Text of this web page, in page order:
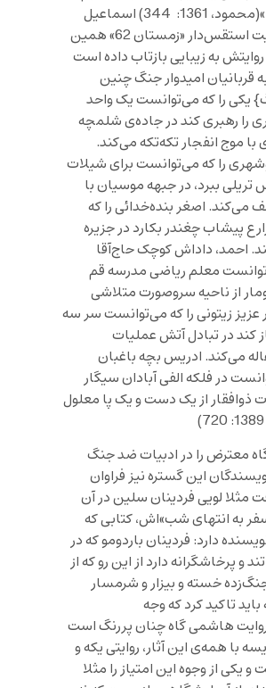
نشانه رفته است.»(محمود، 1361: 344) اسماعیل
فصیح هم در روایت استقس‌دار «زمستان 62» همین
به زیبایی بازتاب داده است
قربانیان امیدوار جنگ چنین
یکی را که می‌توانست یک واحد
را رهبری کند در جاده‌ی شلمچه
موج انفجار تکه‌تکه می‌کند.
را که می‌توانست برای شیلات
تریلی ببرد، در جبهه موسیان با
اصغر بنده‌خدائی را که
پیشاب چغندر بکارد در جزیره
احمد، داداش کوچک حاج‌آقا
معلم ریاضی مدرسه قم
از ناحیه سروصورت متلاشی
عزیز زیتونی را که می‌توانست سر سه
کند در تبادل آتش عملیات
می‌کند. ادریس بچه باغبان
در فلکه الفی آبادان سیگار
ذوافقار از یک دست و یک پا معلول
معترض را در ادبیات ضد جنگ
این گستره نیز فراوان
مثلا لویی فردینان سلین در آن
به انتهای شب»‌اش، کتابی که
دارد: فردینان باردومو که در
و پرخاشگرانه دارد از این رو که از
خسته و بیزار و شرمسار
تاکید کرد که وجه
هاشمی گاه چنان پررنگ است
با همه‌ی این آثار، روایتی یکه و
یکی از وجوه این امتیاز را مثلا